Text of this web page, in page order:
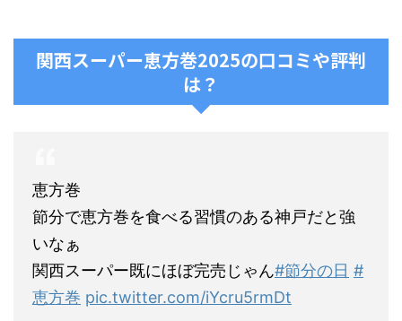
関西スーパー恵方巻2025の口コミや評判
は？
恵方巻
節分で恵方巻を食べる習慣のある神戸だと強
いなぁ
関西スーパー既にほぼ完売じゃん#節分の日 #
恵方巻 pic.twitter.com/iYcru5rmDt